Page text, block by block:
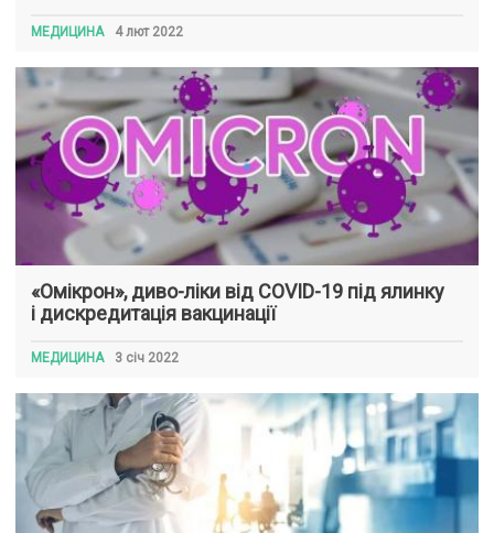
МЕДИЦИНА 4 лют 2022
«Омікрон», диво-ліки від COVID-19 під ялинку
і дискредитація вакцинації
МЕДИЦИНА 3 січ 2022